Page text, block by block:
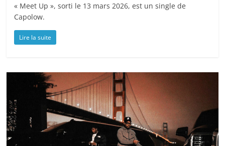
« Meet Up », sorti le 13 mars 2026, est un single de
Capolow.
Lire la suite